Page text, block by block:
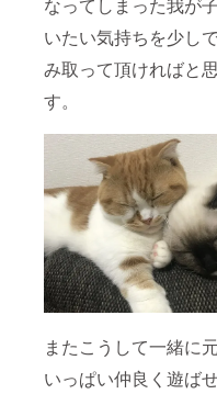
いたい気持ちを少し
み取って頂ければと
す。
またこうして一緒に
いっぱい仲良く遊ば